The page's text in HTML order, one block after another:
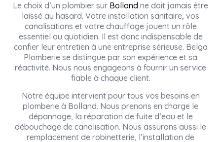
Le choix d’un plombier sur Bolland ne doit jamais être
laissé au hasard. Votre installation sanitaire, vos
canalisations et votre chauffage jouent un rôle
essentiel au quotidien. Il est donc indispensable de
confier leur entretien à une entreprise sérieuse. Belga
Plomberie se distingue par son expérience et sa
réactivité. Nous nous engageons à fournir un service
fiable à chaque client.
Notre équipe intervient pour tous vos besoins en
plomberie à Bolland. Nous prenons en charge le
dépannage, la réparation de fuite d’eau et le
débouchage de canalisation. Nous assurons aussi le
remplacement de robinetterie, l’installation de